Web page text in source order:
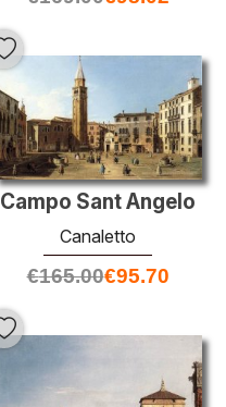
Campo Sant Angelo
Canaletto
€165.00€95.70